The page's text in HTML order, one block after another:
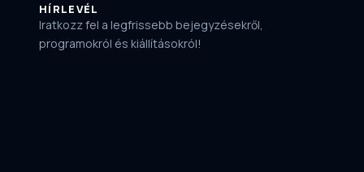
HÍRLEVÉL
Iratkozz fel a legfrissebb bejegyzésekről,
programokról és kiállításokról!